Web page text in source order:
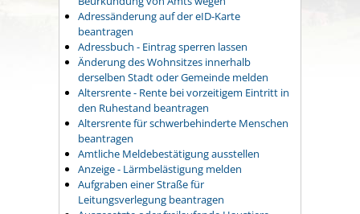
Adressänderung auf der eID-Karte
beantragen
Adressbuch - Eintrag sperren lassen
Änderung des Wohnsitzes innerhalb
derselben Stadt oder Gemeinde melden
Altersrente - Rente bei vorzeitigem Eintritt in
den Ruhestand beantragen
Altersrente für schwerbehinderte Menschen
beantragen
Amtliche Meldebestätigung ausstellen
Anzeige - Lärmbelästigung melden
Aufgraben einer Straße für
Leitungsverlegung beantragen